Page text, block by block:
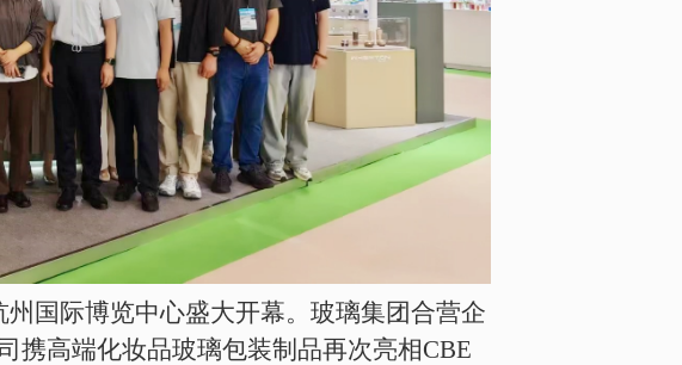
国际博览中心盛大开幕。玻璃集团合营企
携高端化妆品玻璃包装制品再次亮相CBE